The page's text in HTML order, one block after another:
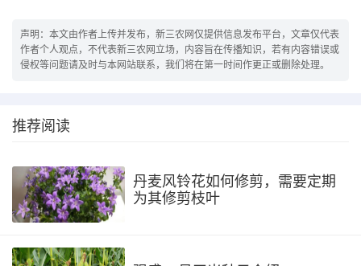
声明：本文由作者上传并发布，新三农网仅提供信息发布平台，文章仅代表
作者个人观点，不代表新三农网立场，内容旨在传播知识，若有内容错误或
侵权等问题请及时与本网站联系，我们将在第一时间作更正或删除处理。
推荐阅读
丹麦风铃花如何修剪，需要定期
为其修剪枝叶